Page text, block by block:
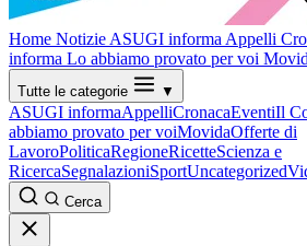
Home Notizie ASUGI informa Appelli
informa Lo abbiamo provato per voi
Tutte le categorie ▼
ASUGI informaAppelliCronacaEventiIl
abbiamo provato per voiMovidaOfferte di
LavoroPoliticaRegioneRicetteScienza e
RicercaSegnalazioniSportUncategorized
Cerca